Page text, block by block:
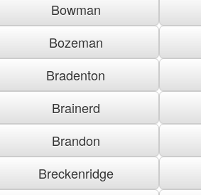
Bowman
Bozeman
Bradenton
Brainerd
Brandon
Breckenridge